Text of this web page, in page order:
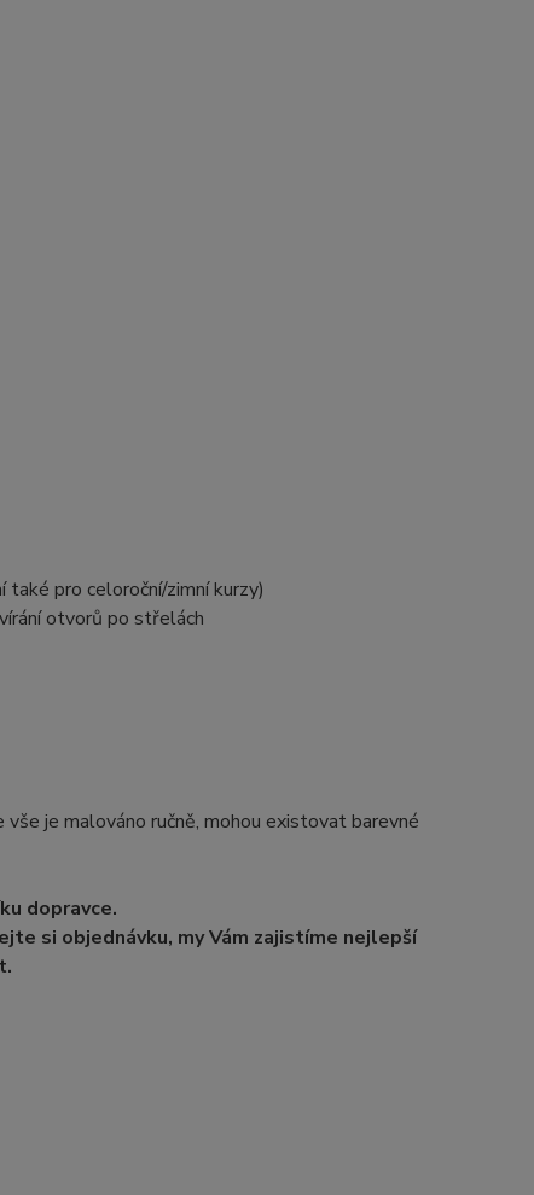
pro celoroční/zimní kurzy)
otvorů po střelách
je malováno ručně, mohou existovat barevné
dopravce.
si objednávku, my Vám zajistíme nejlepší